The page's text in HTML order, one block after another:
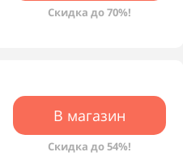
Скидка до 70%!
В магазин
Скидка до 54%!